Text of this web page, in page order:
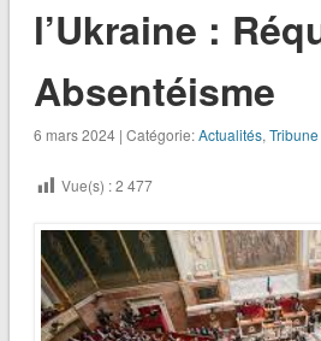
l’Ukraine :
Absentéisme
6 mars 2024 | Catégorie:Actualités, Tribune
Vue(s) :2 477